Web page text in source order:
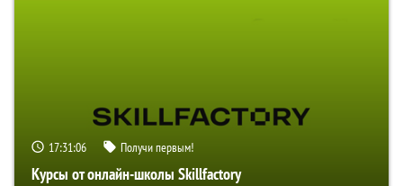
17:31:05 Получи первым!
Курсы от онлайн-школы Skillfactory